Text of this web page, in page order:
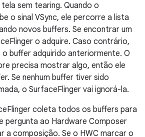
sem tearing. Quando o
o sinal VSync, ele percorre a lista
novos buffers. Se encontrar um
o adquire. Caso contrário,
o buffer adquirido anteriormente. O
precisa mostrar algo, então ele
Se nenhum buffer tiver sido
o SurfaceFlinger vai ignorá-la.
coleta todos os buffers para
pergunta ao Hardware Composer
a composição. Se o HWC marcar o